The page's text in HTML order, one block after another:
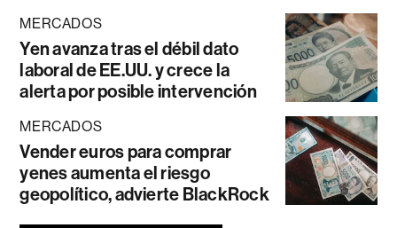
MERCADOS
Yen avanza tras el débil dato
laboral de EE.UU. y crece la
alerta por posible intervención
MERCADOS
Vender euros para comprar
yenes aumenta el riesgo
geopolítico, advierte BlackRock